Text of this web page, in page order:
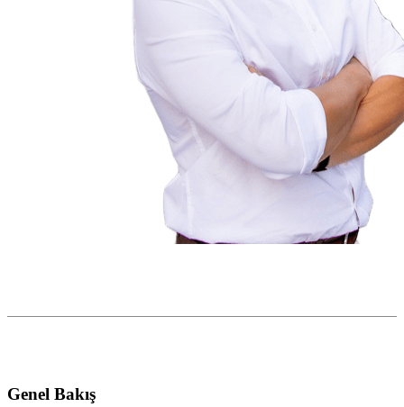
Genel Bakış